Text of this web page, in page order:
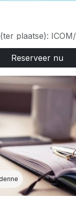
(ter plaatse):
geldige
geaccrediteerde
Reserveer nu